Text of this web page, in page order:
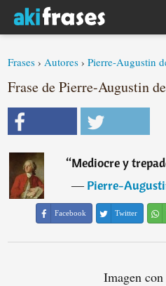
Frases ›Autores ›Pierre-Augustin
Frase de Pierre-Augustin
“Mediocre y
―Pierre-
Facebook Twitter
Imagen